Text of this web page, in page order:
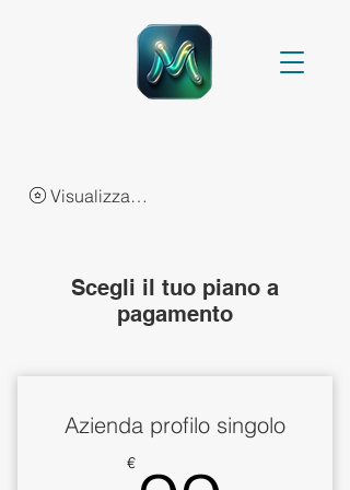
Visualizza punti
Scegli il tuo piano a
pagamento
Azienda profilo singolo
€